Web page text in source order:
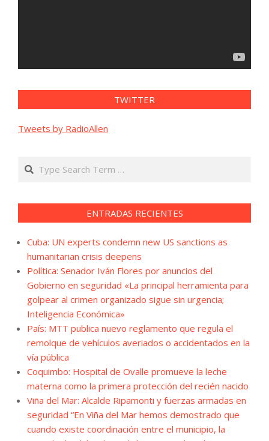
TWITTER
Tweets by RadioAllen
Search
ENTRADAS RECIENTES
Cuba: UN experts condemn new US sanctions as
humanitarian crisis deepens
Política: Senador Iván Flores por anuncios del
Gobierno en seguridad «La principal herramienta para
golpear al crimen organizado sigue sin urgencia;
Inteligencia Económica»
País: MTT publica nuevo reglamento que regula el
remolque de vehículos averiados o accidentados en la
vía pública
Coquimbo: Hospital de Ovalle promueve la leche
materna como la primera protección del recién nacido
Viña del Mar: Alcalde Ripamonti y fuerzas armadas en
seguridad “En Viña del Mar hemos demostrado que
cuando existe coordinación entre el municipio, la